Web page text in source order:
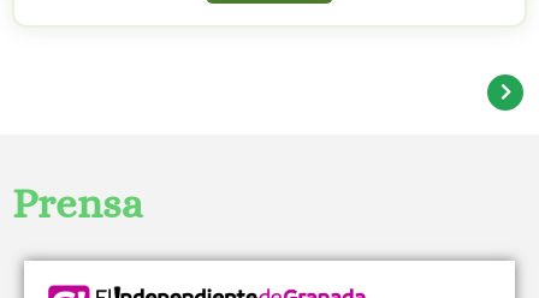
Prensa